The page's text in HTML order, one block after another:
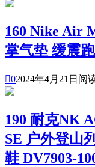
160 Nike Air
掌气垫 缓震
02024年4月21日 阅
190 耐克NK
SE 户外登山
鞋 DV7903-